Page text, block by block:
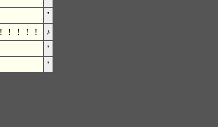
"
！！！！
♪
"
"